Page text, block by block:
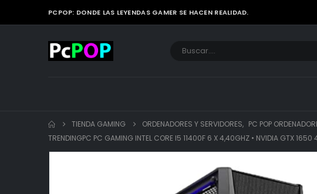
PCPOP: DONDE LAS LEYENDAS GAMER SE HACEN REALIDAD.
TIENDA GAMING ORDENADORES Y SERVIDORES, PC POP
TRENDINGPC PC GAMING INTEL CORE I5 11400F 6 X 4,40GHZ • NVIDIA GTX